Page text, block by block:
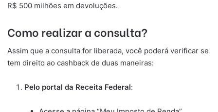
R$ 500 milhões em devoluções.
Como realizar a consulta?
Assim que a consulta for liberada, você poderá verificar se
tem direito ao cashback de duas maneiras:
Pelo portal da Receita Federal: